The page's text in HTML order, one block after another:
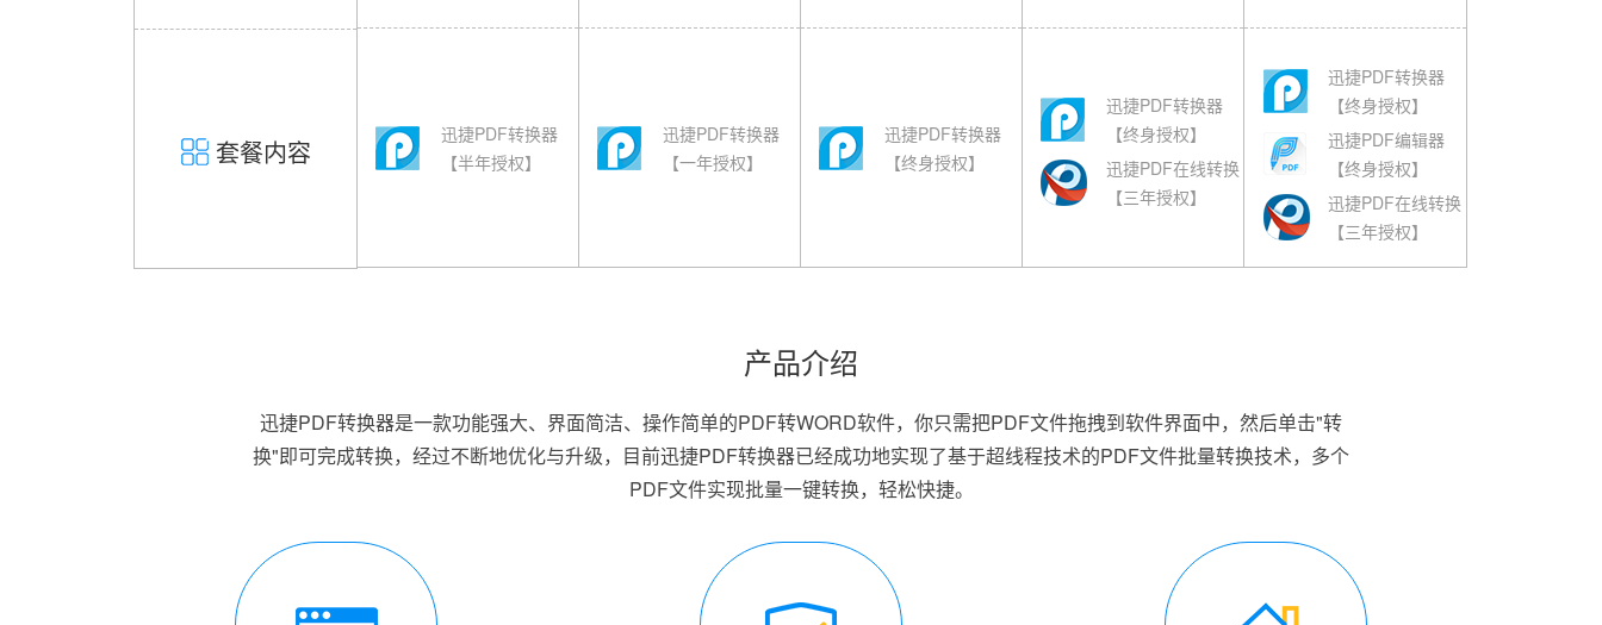
套餐内容
迅捷PDF转换器
【半年授权】
迅捷PDF转换器
【一年授权】
迅捷PDF转换器
【终身授权】
迅捷PDF转换器
【终身授权】
迅捷PDF在线转换
【三年授权】
迅捷PDF转换器
【终身授权】
迅捷PDF编辑器
【终身授权】
迅捷PDF在线转换
【三年授权】
产品介绍
迅捷PDF转换器是一款功能强大、界面简洁、操作简单的PDF转WORD软件，你只需把PDF文件拖拽到软件界面中，然后单击"转
换"即可完成转换，经过不断地优化与升级，目前迅捷PDF转换器已经成功地实现了基于超线程技术的PDF文件批量转换技术，多个
PDF文件实现批量一键转换，轻松快捷。